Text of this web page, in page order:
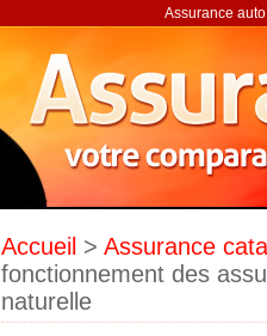
Assurance
Accueil > Assurance
fonctionnement des
naturelle